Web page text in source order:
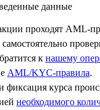
данные
проходят AML-
к нашему
AML/KYC-правила.
фиксация курса
необходимого